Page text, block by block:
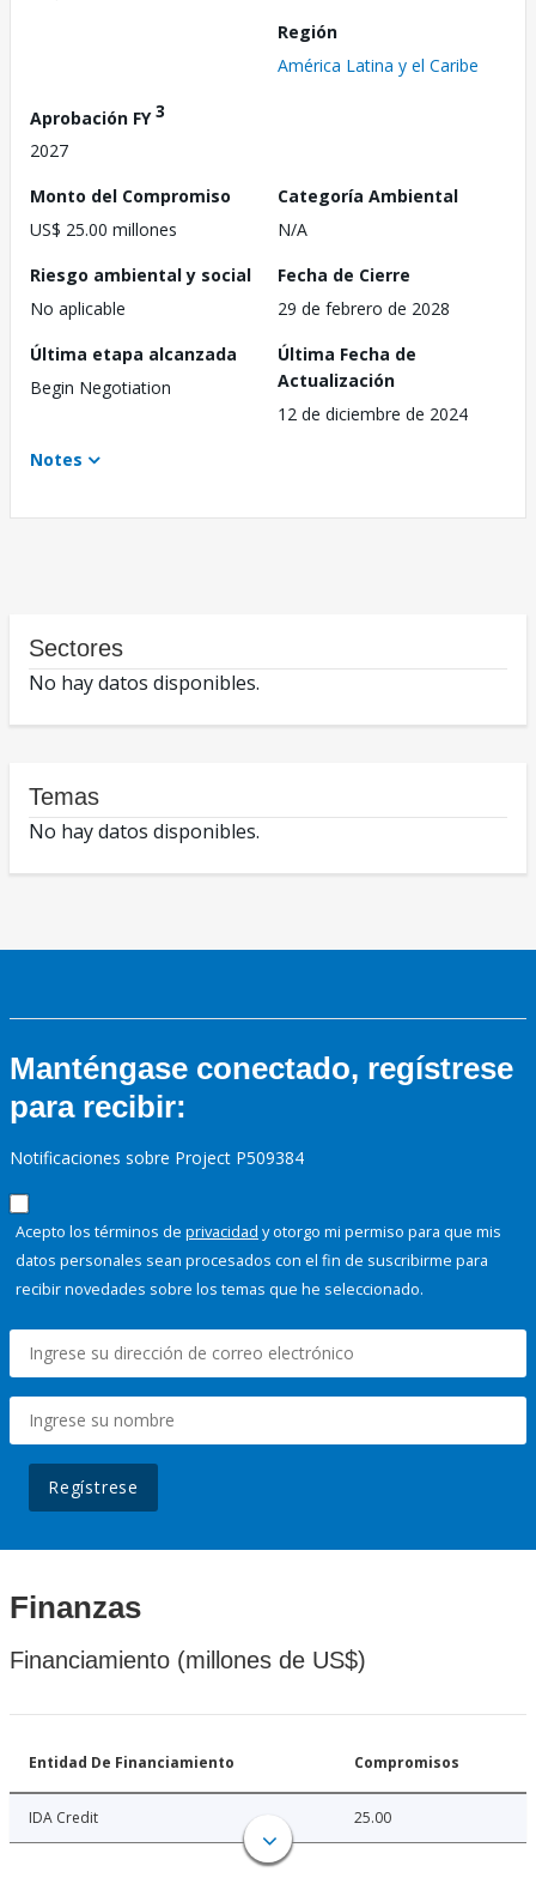
Región
América Latina y el Caribe
Aprobación FY3
2027
Monto del Compromiso
US$ 25.00 millones
Categoría Ambiental
N/A
Riesgo ambiental y social
No aplicable
Fecha de Cierre
29 de febrero de 2028
Última etapa alcanzada
Begin Negotiation
Última Fecha de
Actualización
12 de diciembre de 2024
Notes
Sectores
No hay datos disponibles.
Temas
No hay datos disponibles.
Manténgase conectado, regístrese
para recibir:
Notificaciones sobre Project P509384
Acepto los términos de privacidad y otorgo mi permiso para que mis
datos personales sean procesados con el fin de suscribirme para
recibir novedades sobre los temas que he seleccionado.
Regístrese
Finanzas
Financiamiento (millones de US$)
Entidad De Financiamiento Compromisos
IDA Credit 25.00